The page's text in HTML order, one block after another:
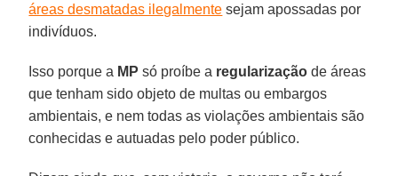
áreas desmatadas ilegalmente sejam apossadas por
indivíduos.
Isso porque a MP só proíbe a regularização de áreas
que tenham sido objeto de multas ou embargos
ambientais, e nem todas as violações ambientais são
conhecidas e autuadas pelo poder público.